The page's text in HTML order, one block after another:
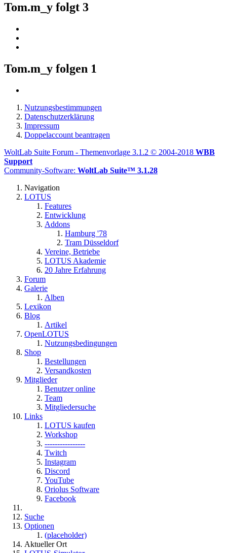
Tom.m_y folgt 3
Tom.m_y folgen 1
Nutzungsbestimmungen
Datenschutzerklärung
Impressum
Doppelaccount beantragen
WoltLab Suite Forum - Themenvorlage 3.1.2 © 2004-2018 WBB
Support
Community-Software: WoltLab Suite™ 3.1.28
Navigation
LOTUS
Features
Entwicklung
Addons
Hamburg '78
Tram Düsseldorf
Vereine, Betriebe
LOTUS Akademie
20 Jahre Erfahrung
Forum
Galerie
Alben
Lexikon
Blog
Artikel
OpenLOTUS
Nutzungsbedingungen
Shop
Bestellungen
Versandkosten
Mitglieder
Benutzer online
Team
Mitgliedersuche
Links
LOTUS kaufen
Workshop
----------------
Twitch
Instagram
Discord
YouTube
Oriolus Software
Facebook
Suche
Optionen
(placeholder)
Aktueller Ort